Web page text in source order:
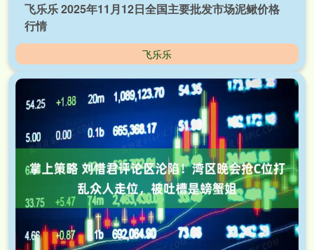
飞乐乐 2025年11月12日全国主要批发市场泥鳅价格
行情
飞乐乐